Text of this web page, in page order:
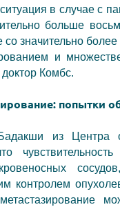
в случае с
больше
со значительно
и
доктор Комбс.
попытки
из Центра
кровеносных
контролем